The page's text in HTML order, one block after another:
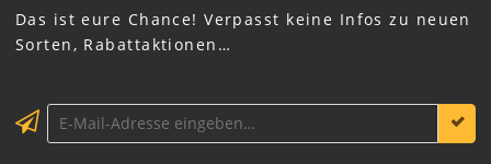
Das ist eure Chance! Verpasst keine Infos zu neuen
Sorten, Rabattaktionen…